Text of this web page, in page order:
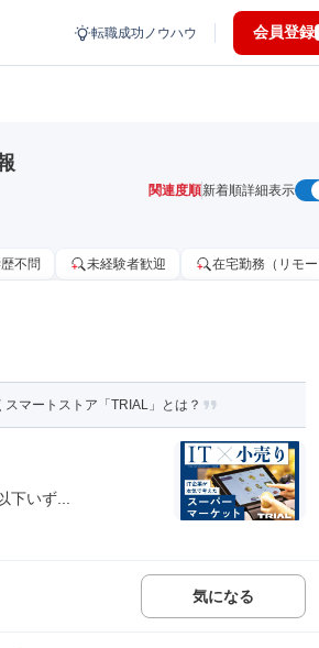
転職成功ノウハウ 会員登録
関連度順新着順詳細表示
不問 未経験者歓迎 在宅勤務（リモー
マートストア「TRIAL」とは？
いず...
気になる